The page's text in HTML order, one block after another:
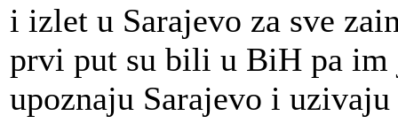
i izlet u Sarajevo za sve
prvi put su bili u BiH pa im
upoznaju Sarajevo i